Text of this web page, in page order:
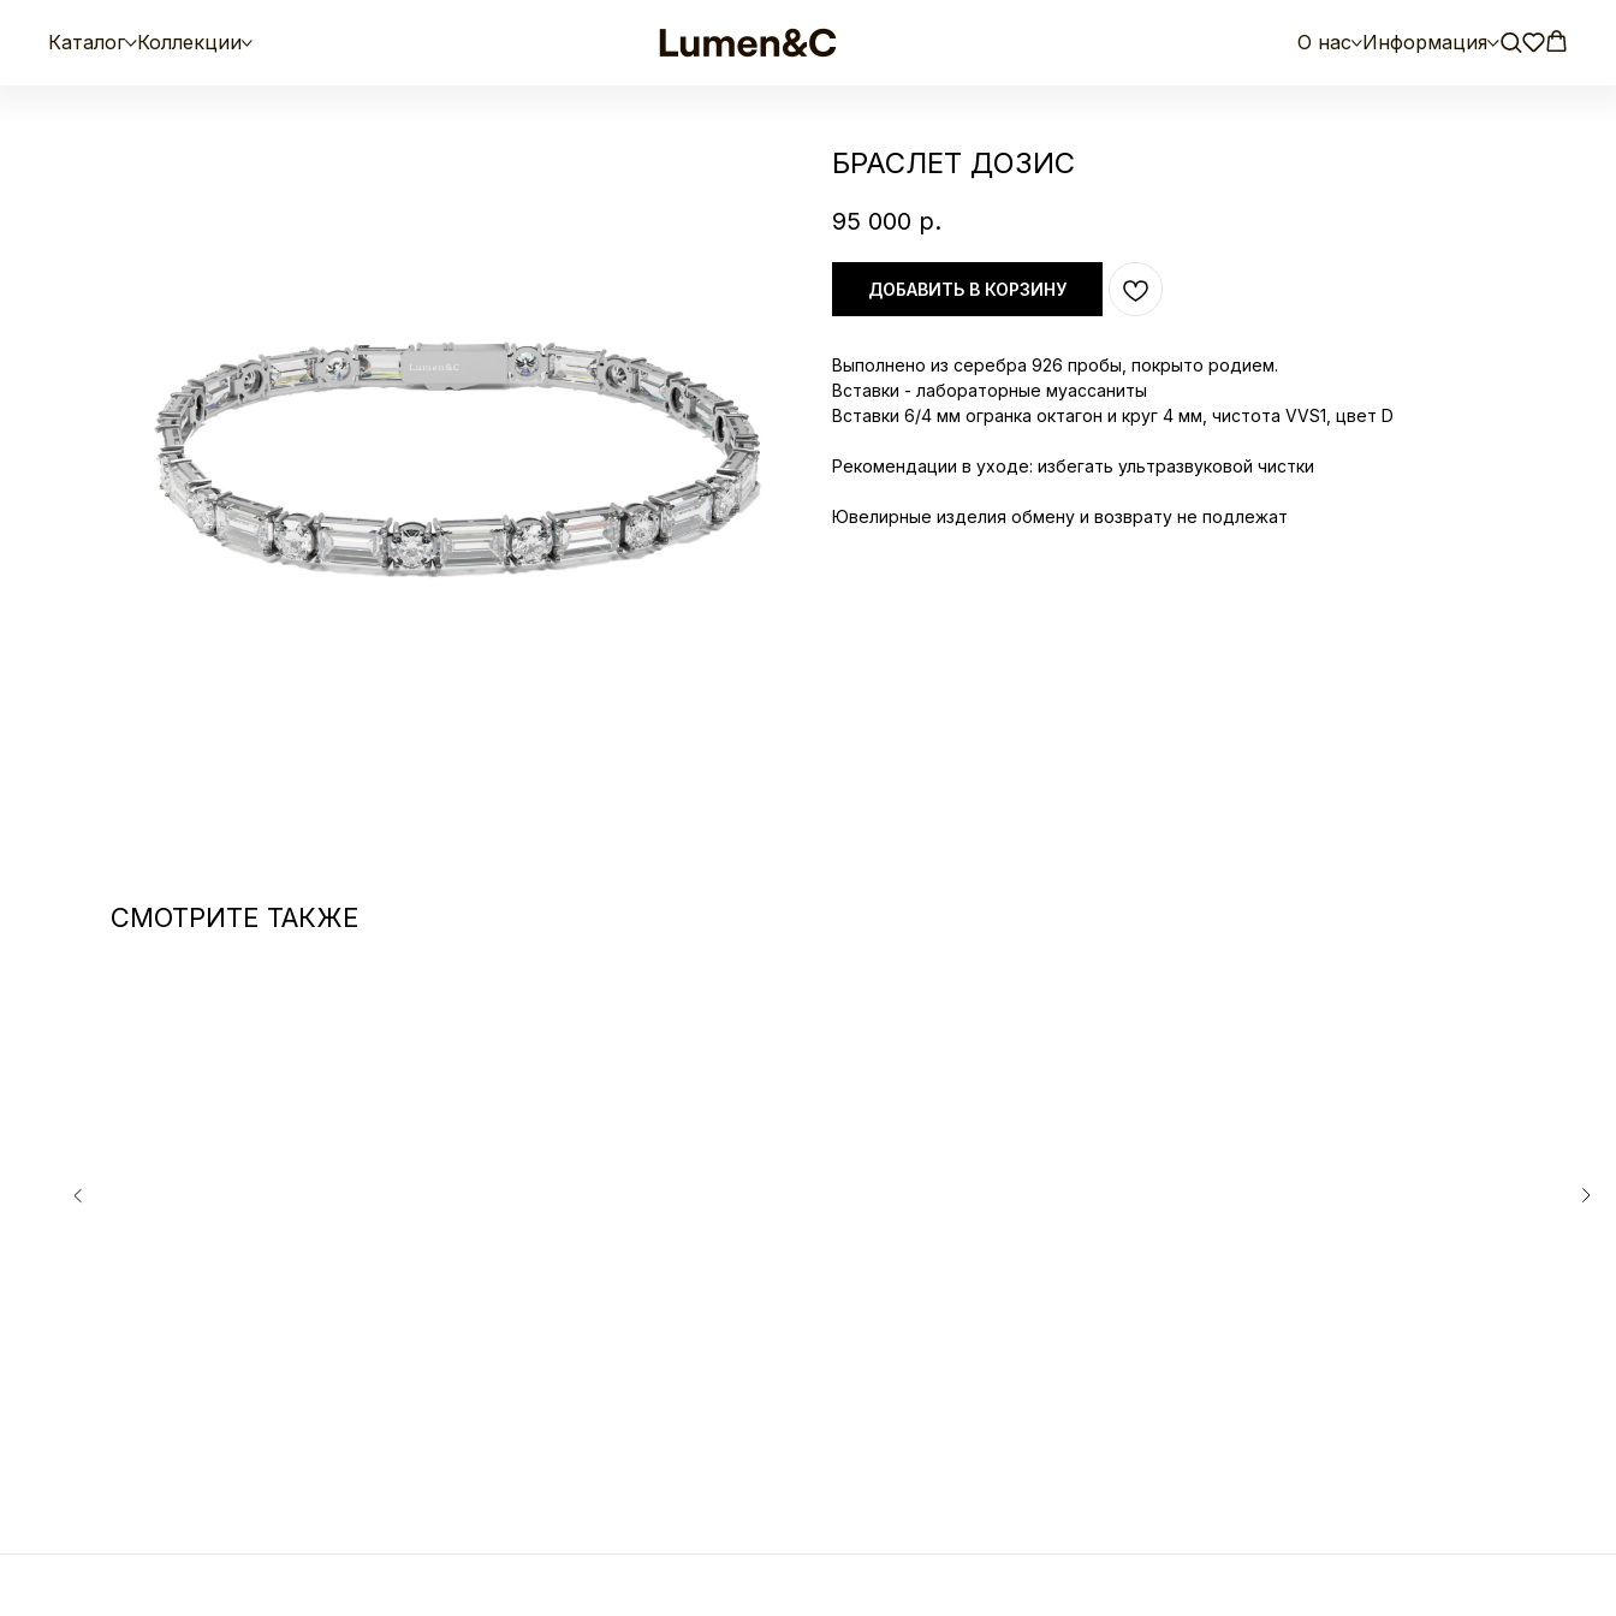
Каталог Коллекции О нас Информация
БРАСЛЕТ ДОЗИС
95 000 р.
ДОБАВИТЬ В КОРЗИНУ
Выполнено из серебра 926 пробы, покрыто родием.
Вставки - лабораторные муассаниты
Вставки 6/4 мм огранка октагон и круг 4 мм, чистота VVS1, цвет D
Рекомендации в уходе: избегать ультразвуковой чистки
Ювелирные изделия обмену и возврату не подлежат
СМОТРИТЕ ТАКЖЕ